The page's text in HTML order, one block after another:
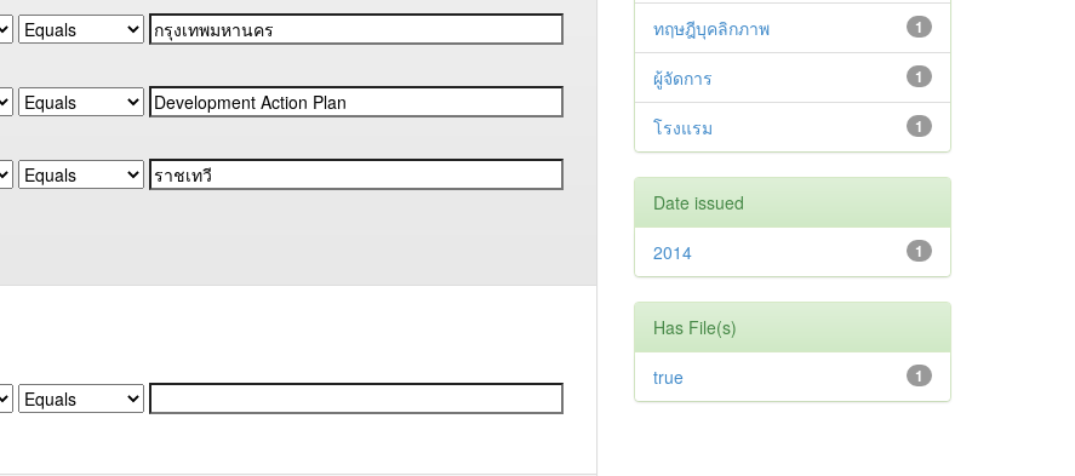
1
ทฤษฎีบุคลิกภาพ
1
ผู้จัดการ
1
โรงแรม
Date issued
1
2014
Has File(s)
1
true